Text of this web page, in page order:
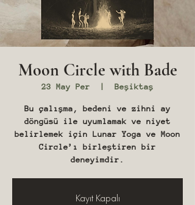
Moon Circle with Bade
23 May Per Beşiktaş
Bu çalışma, bedeni ve zihni ay
döngüsü ile uyumlamak ve niyet
belirlemek için Lunar Yoga ve Moon
Circle’ı birleştiren bir
deneyimdir.
Kayıt Kapalı